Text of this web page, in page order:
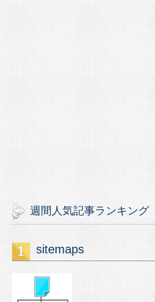
週間人気記事ランキング
sitemaps